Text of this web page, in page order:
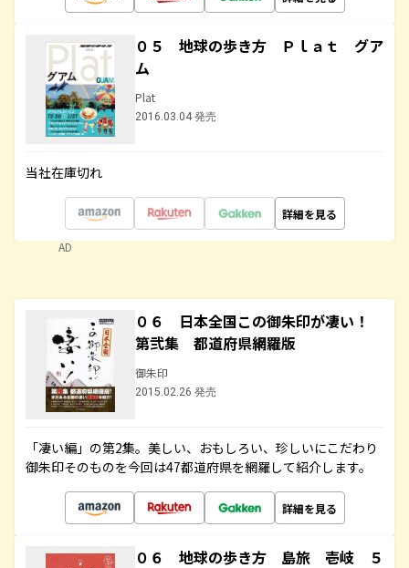
０５ 地球の歩き方 Ｐｌａｔ グア
ム
Plat
2016.03.04 発売
当社在庫切れ
詳細を見る
AD
０６ 日本全国この御朱印が凄い！
第弐集 都道府県網羅版
御朱印
2015.02.26 発売
「凄い編」の第2集。美しい、おもしろい、珍しいにこだわり
御朱印そのものを今回は47都道府県を網羅して紹介します。
詳細を見る
０６ 地球の歩き方 島旅 壱岐 ５